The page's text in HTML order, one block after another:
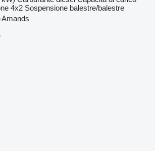
4x2 Sospensione balestre/balestre